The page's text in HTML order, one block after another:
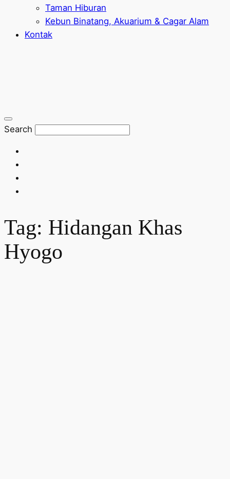
Taman Hiburan
Kebun Binatang, Akuarium & Cagar Alam
Kontak
Search
Tag: Hidangan Khas
Hyogo